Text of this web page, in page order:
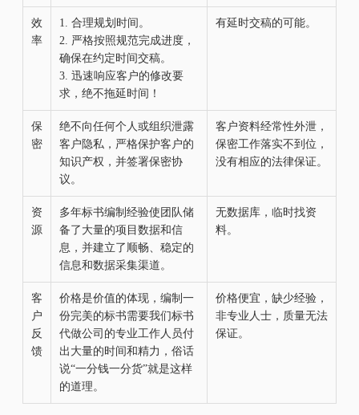
效
率
1. 合理规划时间。
2. 严格按照规范完成进度，
确保在约定时间交稿。
3. 迅速响应客户的修改要
求，绝不拖延时间！
有延时交稿的可能。
保
密
绝不向任何个人或组织泄露
客户隐私，严格保护客户的
知识产权，并签署保密协
议。
客户资料经常性外泄，
保密工作落实不到位，
没有相应的法律保证。
资
源
多年标书编制经验使团队储
备了大量的项目数据和信
息，并建立了顺畅、稳定的
信息和数据采集渠道。
无数据库，临时找资
料。
客
户
反
馈
价格是价值的体现，编制一
份完美的标书需要我们标书
代做公司的专业工作人员付
出大量的时间和精力，俗话
说“一分钱一分货”就是这样
的道理。
价格便宜，缺少经验，
非专业人士，质量无法
保证。